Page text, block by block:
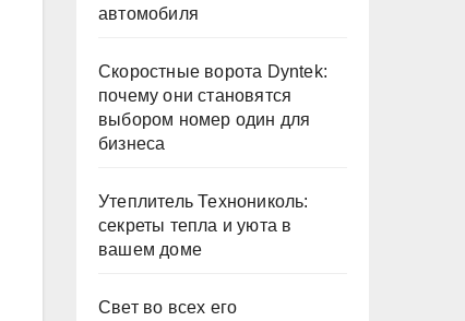
автомобиля
Скоростные ворота Dyntek:
почему они становятся
выбором номер один для
бизнеса
Утеплитель Технониколь:
секреты тепла и уюта в
вашем доме
Свет во всех его